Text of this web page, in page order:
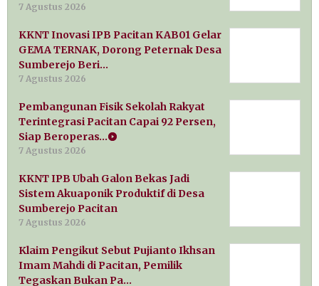
7 Agustus 2026
KKNT Inovasi IPB Pacitan KAB01 Gelar
GEMA TERNAK, Dorong Peternak Desa
Sumberejo Beri…
7 Agustus 2026
Pembangunan Fisik Sekolah Rakyat
Terintegrasi Pacitan Capai 92 Persen,
Siap Beroperas…
7 Agustus 2026
KKNT IPB Ubah Galon Bekas Jadi
Sistem Akuaponik Produktif di Desa
Sumberejo Pacitan
7 Agustus 2026
Klaim Pengikut Sebut Pujianto Ikhsan
Imam Mahdi di Pacitan, Pemilik
Tegaskan Bukan Pa…